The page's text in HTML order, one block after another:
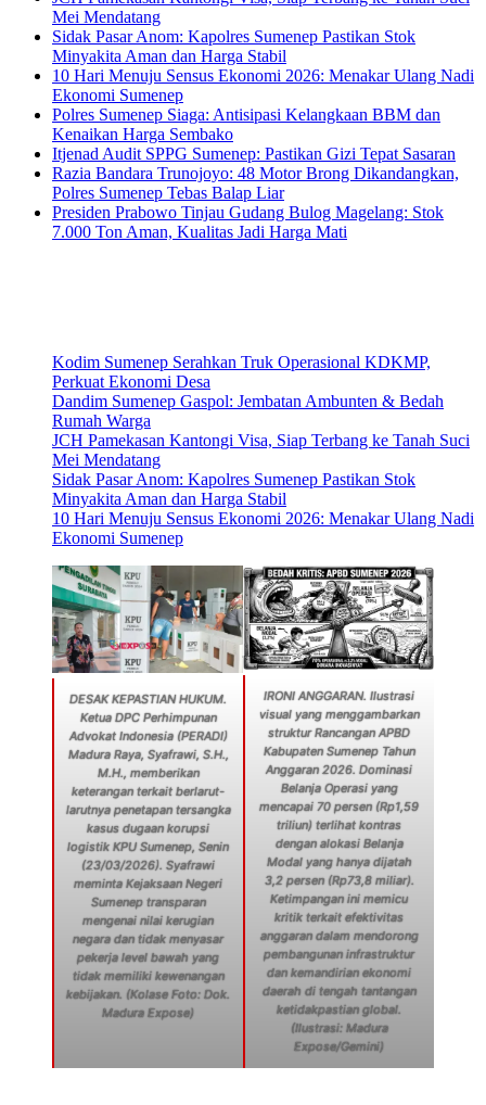
Mei Mendatang
Sidak Pasar Anom: Kapolres Sumenep Pastikan Stok
Minyakita Aman dan Harga Stabil
10 Hari Menuju Sensus Ekonomi 2026: Menakar Ulang Nadi
Ekonomi Sumenep
Polres Sumenep Siaga: Antisipasi Kelangkaan BBM dan
Kenaikan Harga Sembako
Itjenad Audit SPPG Sumenep: Pastikan Gizi Tepat Sasaran
Razia Bandara Trunojoyo: 48 Motor Brong Dikandangkan,
Polres Sumenep Tebas Balap Liar
Presiden Prabowo Tinjau Gudang Bulog Magelang: Stok
7.000 Ton Aman, Kualitas Jadi Harga Mati
Kodim Sumenep Serahkan Truk Operasional KDKMP,
Perkuat Ekonomi Desa
Dandim Sumenep Gaspol: Jembatan Ambunten & Bedah
Rumah Warga
JCH Pamekasan Kantongi Visa, Siap Terbang ke Tanah Suci
Mei Mendatang
Sidak Pasar Anom: Kapolres Sumenep Pastikan Stok
Minyakita Aman dan Harga Stabil
10 Hari Menuju Sensus Ekonomi 2026: Menakar Ulang Nadi
Ekonomi Sumenep
DESAK KEPASTIAN HUKUM.
Ketua DPC Perhimpunan
Advokat Indonesia (PERADI)
Madura Raya, Syafrawi, S.H.,
M.H., memberikan
keterangan terkait berlarut-
larutnya penetapan tersangka
kasus dugaan korupsi
logistik KPU Sumenep, Senin
(23/03/2026). Syafrawi
meminta Kejaksaan Negeri
Sumenep transparan
mengenai nilai kerugian
negara dan tidak menyasar
pekerja level bawah yang
tidak memiliki kewenangan
kebijakan. (Kolase Foto: Dok.
Madura Expose)
IRONI ANGGARAN. Ilustrasi
visual yang menggambarkan
struktur Rancangan APBD
Kabupaten Sumenep Tahun
Anggaran 2026. Dominasi
Belanja Operasi yang
mencapai 70 persen (Rp1,59
triliun) terlihat kontras
dengan alokasi Belanja
Modal yang hanya dijatah
3,2 persen (Rp73,8 miliar).
Ketimpangan ini memicu
kritik terkait efektivitas
anggaran dalam mendorong
pembangunan infrastruktur
dan kemandirian ekonomi
daerah di tengah tantangan
ketidakpastian global.
(Ilustrasi: Madura
Expose/Gemini)